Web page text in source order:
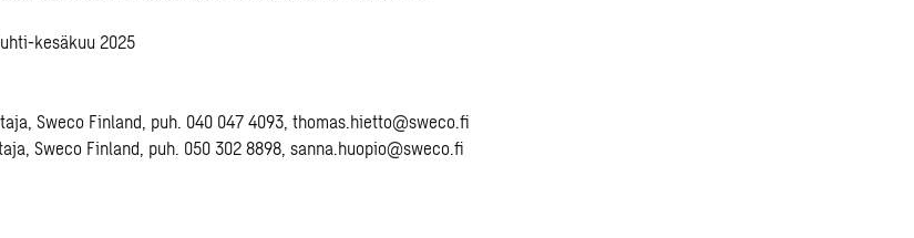
kesäkuu 2025
Sweco Finland, puh. 040 047 4093, thomas.hietto@sweco.fi
Sweco Finland, puh. 050 302 8898, sanna.huopio@sweco.fi